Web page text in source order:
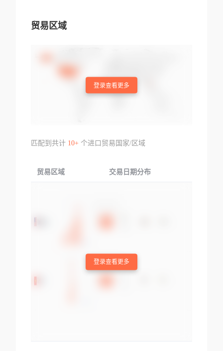
贸易区域
登录查看更多
匹配到共计 10+个进口贸易国家/区域
贸易区域 交易日期分布
登录查看更多